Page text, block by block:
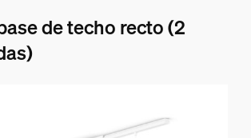
de techo recto (2